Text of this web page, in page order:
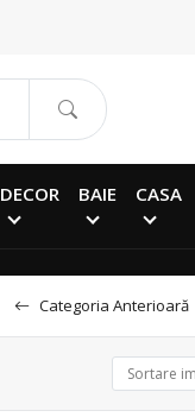
DECOR BAIE CASA
Categoria Anterioară